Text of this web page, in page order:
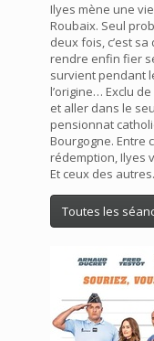
Ilyes mène une
Roubaix. Seul
deux fois, c’est
rendre enfin fier
survient pendant
l’origine… Exclu
et aller dans le
pensionnat
Bourgogne. Entre
rédemption, Ilyes
Et ceux des autres.
Toutes les